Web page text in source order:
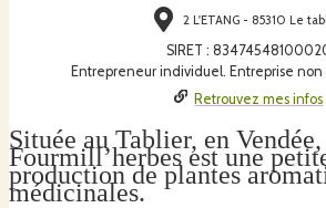
2 L'ETANG - 85310 Le
SIRET :
Entrepreneur individuel. Entreprise non
Retrouvez mes infos
Située au Tablier, en Vendée,
Fourmill’herbes est une
production de plantes
médicinales.